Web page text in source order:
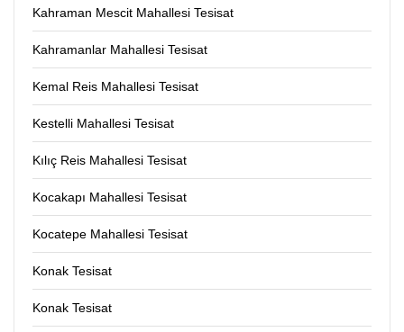
Kahraman Mescit Mahallesi Tesisat
Kahramanlar Mahallesi Tesisat
Kemal Reis Mahallesi Tesisat
Kestelli Mahallesi Tesisat
Kılıç Reis Mahallesi Tesisat
Kocakapı Mahallesi Tesisat
Kocatepe Mahallesi Tesisat
Konak Tesisat
Konak Tesisat